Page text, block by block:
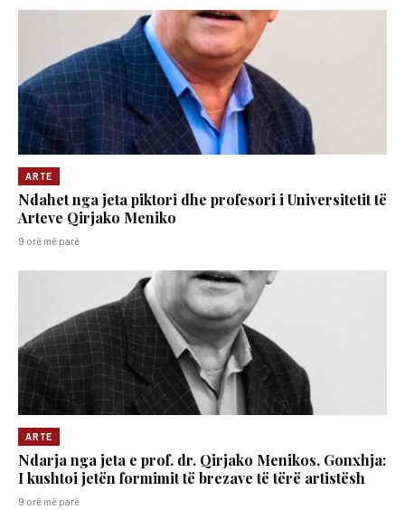
ARTE
Ndahet nga jeta piktori dhe profesori i Universitetit të
Arteve Qirjako Meniko
9 orë më parë
ARTE
Ndarja nga jeta e prof. dr. Qirjako Menikos, Gonxhja:
I kushtoi jetën formimit të brezave të tërë artistësh
9 orë më parë